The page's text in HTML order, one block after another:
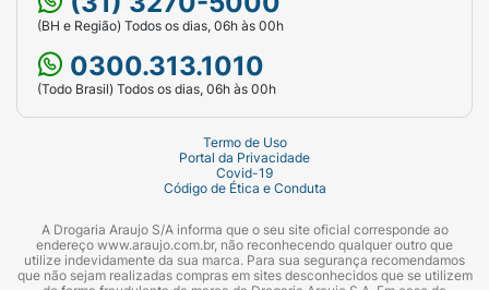
(BH e Região) Todos os dias, 06h às 00h
0300.313.1010
(Todo Brasil) Todos os dias, 06h às 00h
Termo de Uso
Portal da Privacidade
Covid-19
Código de Ética e Conduta
A Drogaria Araujo S/A informa que o seu site oficial corresponde ao
endereço www.araujo.com.br, não reconhecendo qualquer outro que
utilize indevidamente da sua marca. Para sua segurança recomendamos
que não sejam realizadas compras em sites desconhecidos que se utilizem